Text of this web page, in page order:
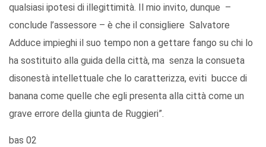
qualsiasi ipotesi di illegittimità. Il mio invito, dunque –
conclude l’assessore – è che il consigliere Salvatore
Adduce impieghi il suo tempo non a gettare fango su chi lo
ha sostituito alla guida della città, ma senza la consueta
disonestà intellettuale che lo caratterizza, eviti bucce di
banana come quelle che egli presenta alla città come un
grave errore della giunta de Ruggieri”.
bas 02